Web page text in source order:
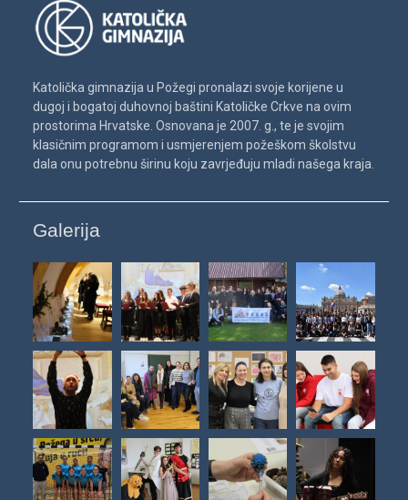
Katolička gimnazija u Požegi pronalazi svoje korijene u
dugoj i bogatoj duhovnoj baštini Katoličke Crkve na ovim
prostorima Hrvatske. Osnovana je 2007. g., te je svojim
klasičnim programom i usmjerenjem požeškom školstvu
dala onu potrebnu širinu koju zavrjeđuju mladi našega kraja.
Galerija